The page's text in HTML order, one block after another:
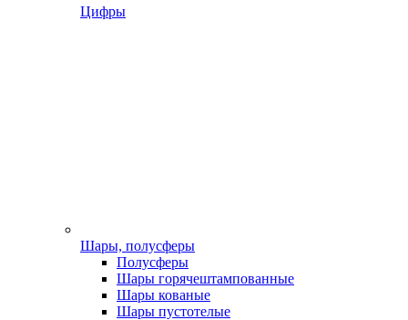
Цифры
Шары, полусферы
Полусферы
Шары горячештампованные
Шары кованые
Шары пустотелые